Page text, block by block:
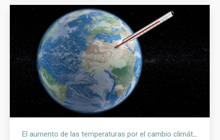
El aumento de las temperaturas por el cambio climático tiene un impacto directo en el aumento de la legionelosis